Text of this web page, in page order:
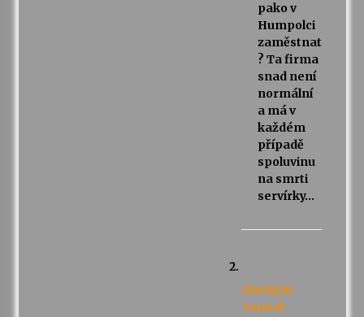
pako v
Humpolci
zaměstnat
? Ta firma
snad není
normální
a má v
každém
případě
spoluvinu
na smrti
servírky…
Anonym
napsal: